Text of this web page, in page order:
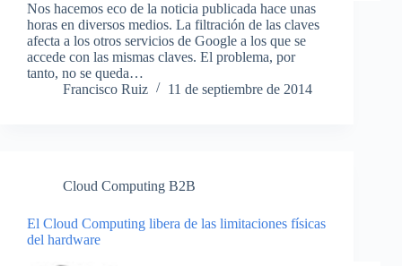
Nos hacemos eco de la noticia publicada hace unas
horas en diversos medios. La filtración de las claves
afecta a los otros servicios de Google a los que se
accede con las mismas claves. El problema, por
tanto, no se queda…
Francisco Ruiz
11 de septiembre de 2014
Cloud Computing B2B
El Cloud Computing libera de las limitaciones físicas
del hardware